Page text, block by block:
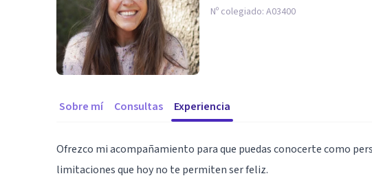
Nº colegiado: A03400
Sobre mí Consultas Experiencia
Ofrezco mi acompañamiento para que puedas conocerte como
limitaciones que hoy no te permiten ser feliz.